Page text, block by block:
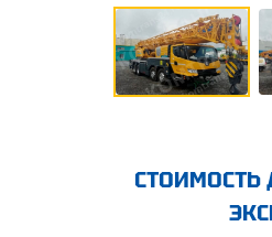
СТОИМОСТЬ